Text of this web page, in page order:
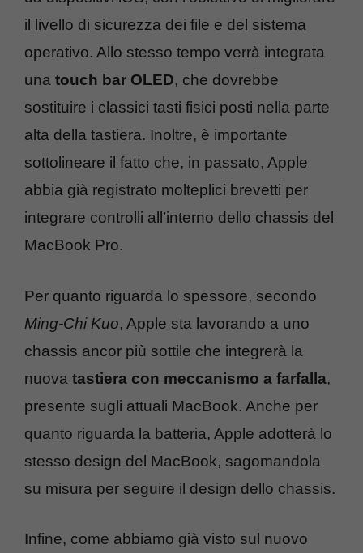
il livello di sicurezza dei file e del sistema
operativo. Allo stesso tempo verrà integrata
una touch bar OLED, che dovrebbe
sostituire i classici tasti fisici posti nella parte
alta della tastiera. Inoltre, è importante
sottolineare il fatto che, in passato, Apple
abbia già registrato molteplici brevetti per
integrare controlli all’interno dello chassis del
MacBook Pro.
Per quanto riguarda lo spessore, secondo
Ming-Chi Kuo, Apple sta lavorando a uno
chassis ancor più sottile che integrerà la
nuova tastiera con meccanismo a farfalla,
presente sugli attuali MacBook. Anche per
quanto riguarda la batteria, Apple adotterà lo
stesso design del MacBook, sagomandola
su misura per seguire il design dello chassis.
Infine, come abbiamo già visto sul nuovo